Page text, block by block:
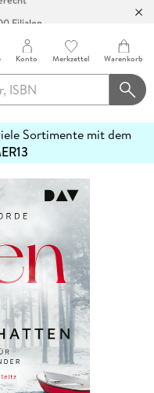
Filialen
Konto Merkzettel Warenkorb
Sortimente mit dem